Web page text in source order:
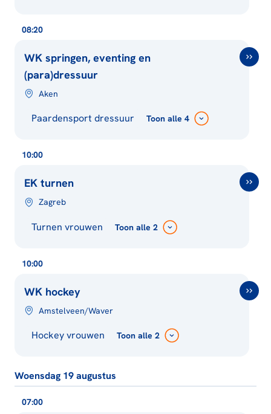
08:20
WK springen, eventing en
(para)dressuur
Aken
Paardensport dressuur Toon alle 4
10:00
EK turnen
Zagreb
Turnen vrouwen Toon alle 2
10:00
WK hockey
Amstelveen/Waver
Hockey vrouwen Toon alle 2
Woensdag 19 augustus
07:00